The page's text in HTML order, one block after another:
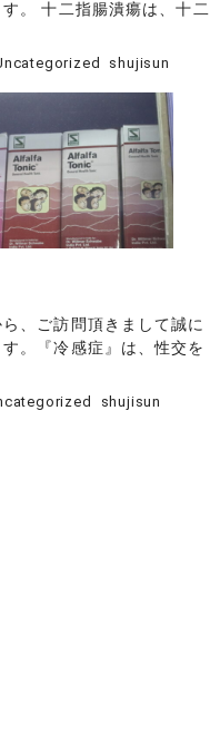
。 十二指腸潰瘍は、十二
shujisun
、ご訪問頂きまして誠に
。『冷感症』は、性交を
shujisun